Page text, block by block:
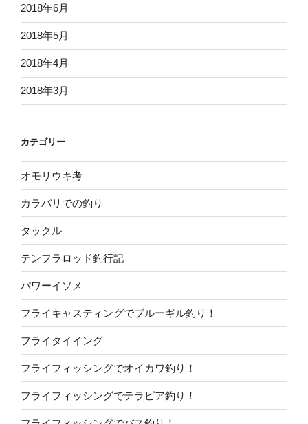
2018年6月
2018年5月
2018年4月
2018年3月
カテゴリー
オモリウキ考
カラバリでの釣り
タックル
テンフラロッド釣行記
パワーイソメ
フライキャスティングでブルーギル釣り！
フライタイイング
フライフィッシングでオイカワ釣り！
フライフィッシングでテラピア釣り！